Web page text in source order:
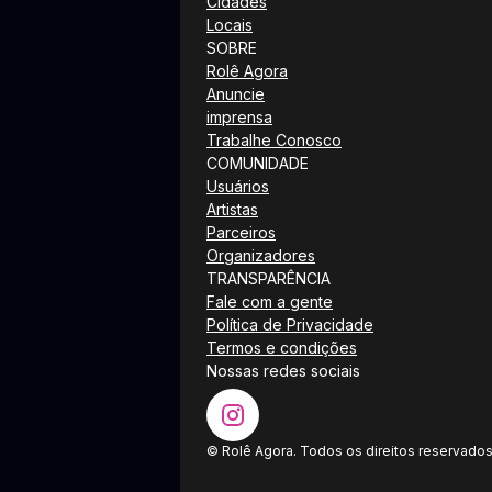
Locais
SOBRE
Rolê Agora
Anuncie
imprensa
Trabalhe Conosco
COMUNIDADE
Usuários
Artistas
Parceiros
Organizadores
TRANSPARÊNCIA
Fale com a gente
Política de Privacidade
Termos e condições
Nossas redes sociais
© Rolê Agora. Todos os direitos